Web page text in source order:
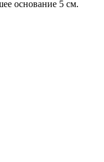
основание 5 см.